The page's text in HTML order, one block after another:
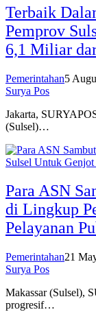
Terbaik
Pemprov
6,1 Miliar
Pemerintahan5
Surya Pos
Jakarta,
(Sulsel)…
Para ASN
di Lingkup
Pelayanan
Pemerintahan21
Surya Pos
Makassar (Sulsel),
progresif…